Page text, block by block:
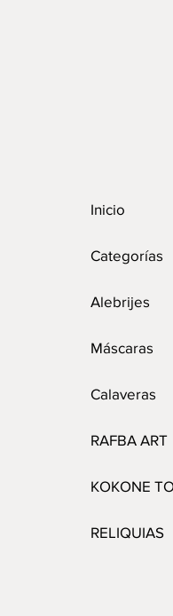
Inicio
Categorías
Alebrijes
Máscaras
Calaveras
RAFBA ART
KOKONE
RELIQUIAS